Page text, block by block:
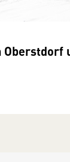
Oberstdorf